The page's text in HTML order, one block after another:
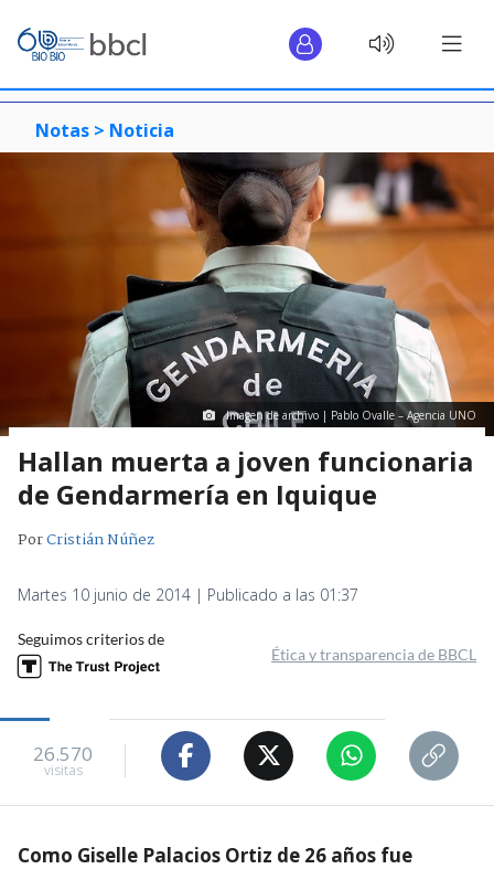
Notas > Noticia
Imagen de archivo | Pablo Ovalle – Agencia UNO
Hallan muerta a joven funcionaria
de Gendarmería en Iquique
PorCristián Núñez
Martes 10 junio de 2014 | Publicado a las 01:37
Seguimos criterios de
Ética y transparencia de BBCL
26.570
visitas
Como Giselle Palacios Ortiz de 26 años fue